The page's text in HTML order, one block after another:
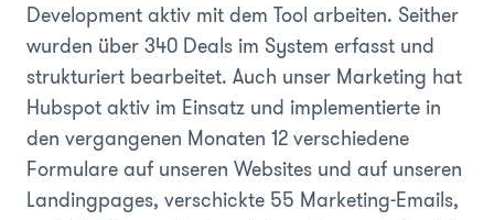
Development aktiv mit dem Tool arbeiten. Seither
wurden über 340 Deals im System erfasst und
strukturiert bearbeitet. Auch unser Marketing hat
Hubspot aktiv im Einsatz und implementierte in
den vergangenen Monaten 12 verschiedene
Formulare auf unseren Websites und auf unseren
Landingpages, verschickte 55 Marketing-Emails,